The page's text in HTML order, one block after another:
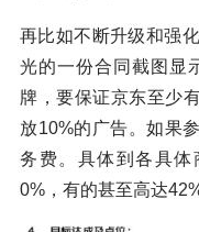
再比如不断升级和强
光的一份合同截图显
牌，要保证京东至少
放10%的广告。如果
务费。具体到各具
0%，有的甚至高达42%